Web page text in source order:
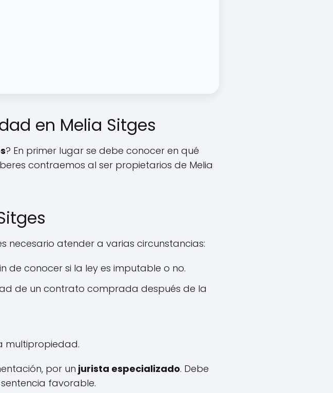
en Melia Sitges
? En primer lugar se debe conocer en qué
contraemos al ser propietarios de Melia
necesario atender a varias circunstancias:
de conocer si la ley es imputable o no.
de un contrato comprada después de la
multipropiedad.
por un jurista especializado. Debe
favorable.